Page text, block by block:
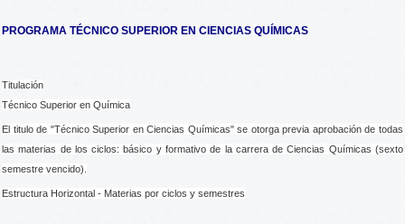
PROGRAMA TÉCNICO SUPERIOR EN CIENCIAS QUÍMICAS
Titulación
Técnico Superior en Química
El titulo de "Técnico Superior en Ciencias Químicas" se otorga previa aprobación de todas
las materias de los ciclos: básico y formativo de la carrera de Ciencias Químicas (sexto
semestre vencido).
Estructura Horizontal - Materias por ciclos y semestres